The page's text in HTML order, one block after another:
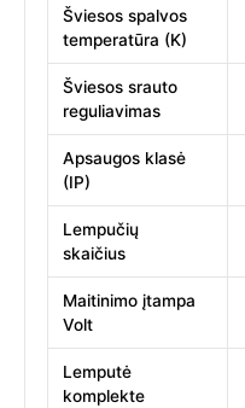
Šviesos spalvos
temperatūra (K)
Šviesos srauto
reguliavimas
Apsaugos klasė
(IP)
Lempučių
skaičius
Maitinimo įtampa
Volt
Lemputė
komplekte